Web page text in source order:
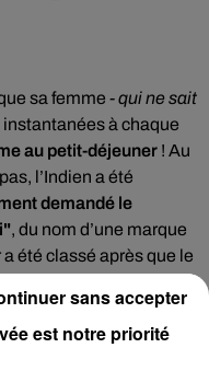
sa femme - qui ne sait
à chaque
au petit-déjeuner ! Au
l’Indien a été
demandé le
, du nom d’une marque
été classé après que le
consentement
est notre priorité
sans accepter